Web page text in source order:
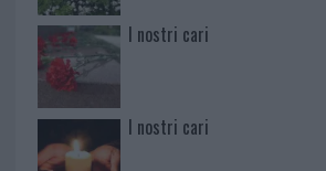
I nostri cari
I nostri cari